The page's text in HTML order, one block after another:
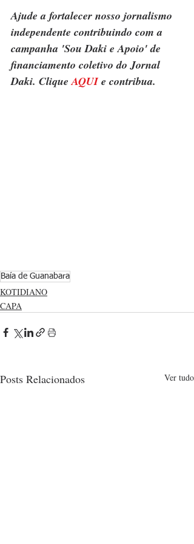
Ajude a fortalecer nosso jornalismo
independente contribuindo com a
campanha 'Sou Daki e Apoio' de
financiamento coletivo do Jornal
Daki. Clique AQUI e contribua.
Baía de Guanabara
KOTIDIANO
CAPA
Posts Relacionados Ver tudo